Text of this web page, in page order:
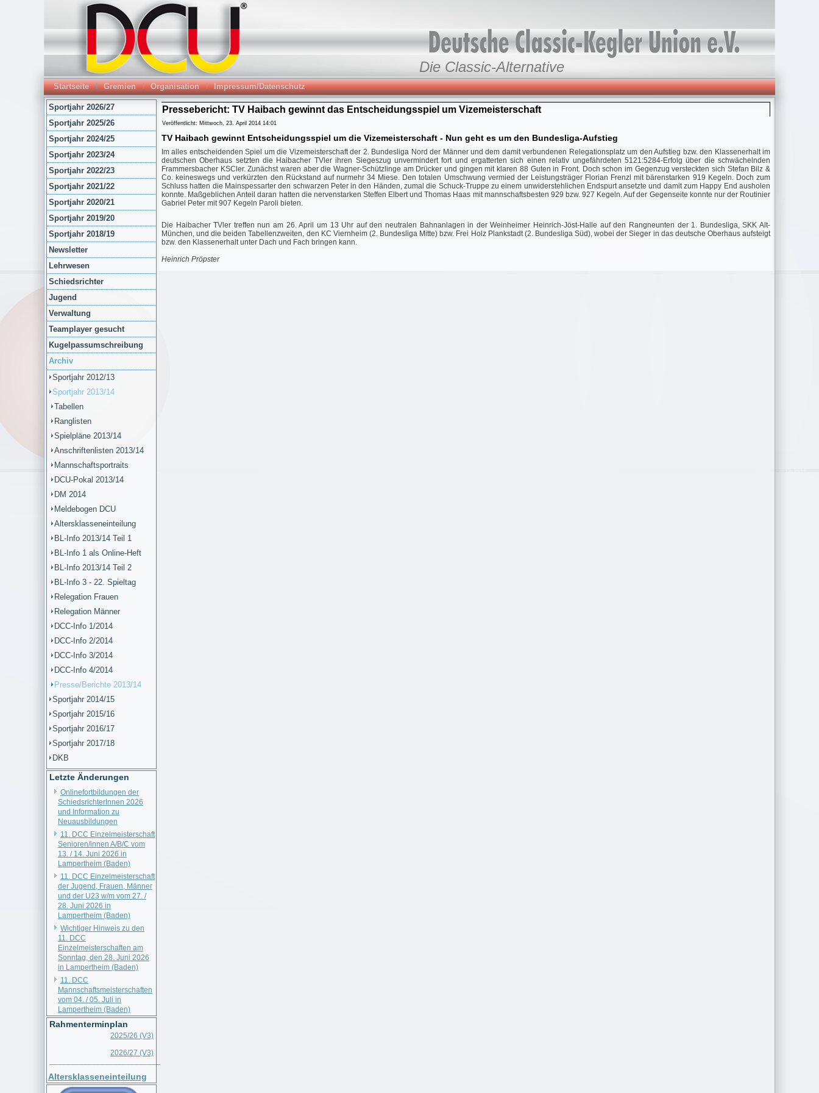
Die Classic-Alternative
Startseite Gremien Organisation Impressum/Datenschutz
Sportjahr 2026/27
Sportjahr 2025/26
Sportjahr 2024/25
Sportjahr 2023/24
Sportjahr 2022/23
Sportjahr 2021/22
Sportjahr 2020/21
Sportjahr 2019/20
Sportjahr 2018/19
Newsletter
Lehrwesen
Schiedsrichter
Jugend
Verwaltung
Teamplayer gesucht
Kugelpassumschreibung
Archiv
Sportjahr 2012/13
Sportjahr 2013/14
Tabellen
Ranglisten
Spielpläne 2013/14
Anschriftenlisten 2013/14
Mannschaftsportraits
DCU-Pokal 2013/14
DM 2014
Meldebogen DCU
Altersklasseneinteilung
BL-Info 2013/14 Teil 1
BL-Info 1 als Online-Heft
BL-Info 2013/14 Teil 2
BL-Info 3 - 22. Spieltag
Relegation Frauen
Relegation Männer
DCC-Info 1/2014
DCC-Info 2/2014
DCC-Info 3/2014
DCC-Info 4/2014
Presse/Berichte 2013/14
Sportjahr 2014/15
Sportjahr 2015/16
Sportjahr 2016/17
Sportjahr 2017/18
DKB
Letzte Änderungen
Onlinefortbildungen der
SchiedsrichterInnen 2026
und Information zu
Neuausbildungen
11. DCC Einzelmeisterschaft
Senioren/innen A/B/C vom
13. / 14. Juni 2026 in
Lampertheim (Baden)
11. DCC Einzelmeisterschaft
der Jugend, Frauen, Männer
und der U23 w/m vom 27. /
28. Juni 2026 in
Lampertheim (Baden)
Wichtiger Hinweis zu den
11. DCC
Einzelmeisterschaften am
Sonntag, den 28. Juni 2026
in Lampertheim (Baden)
11. DCC
Mannschaftsmeisterschaften
vom 04. / 05. Juli in
Lampertheim (Baden)
Rahmenterminplan
2025/26 (V3)
2026/27 (V3)
Altersklasseneinteilung
Pressebericht: TV Haibach gewinnt das Entscheidungsspiel um Vizemeisterschaft
Veröffentlicht: Mittwoch, 23. April 2014 14:01
TV Haibach gewinnt Entscheidungsspiel um die Vizemeisterschaft - Nun geht es um den Bundesliga-Aufstieg
Im alles entscheidenden Spiel um die Vizemeisterschaft der 2. Bundesliga Nord der Männer und dem damit verbundenen Relegationsplatz um den Aufstieg bzw. den Klassenerhalt im
deutschen Oberhaus setzten die Haibacher TVler ihren Siegeszug unvermindert fort und ergatterten sich einen relativ ungefährdeten 5121:5284-Erfolg über die schwächelnden
Frammersbacher KSCler. Zunächst waren aber die Wagner-Schützlinge am Drücker und gingen mit klaren 88 Guten in Front. Doch schon im Gegenzug versteckten sich Stefan Bilz &
Co. keineswegs und verkürzten den Rückstand auf nurmehr 34 Miese. Den totalen Umschwung vermied der Leistungsträger Florian Frenzl mit bärenstarken 919 Kegeln. Doch zum
Schluss hatten die Mainspessarter den schwarzen Peter in den Händen, zumal die Schuck-Truppe zu einem unwiderstehlichen Endspurt ansetzte und damit zum Happy End ausholen
konnte. Maßgeblichen Anteil daran hatten die nervenstarken Steffen Elbert und Thomas Haas mit mannschaftsbesten 929 bzw. 927 Kegeln. Auf der Gegenseite konnte nur der Routinier
Gabriel Peter mit 907 Kegeln Paroli bieten.
Die Haibacher TVler treffen nun am 26. April um 13 Uhr auf den neutralen Bahnanlagen in der Weinheimer Heinrich-Jöst-Halle auf den Rangneunten der 1. Bundesliga, SKK Alt-
München, und die beiden Tabellenzweiten, den KC Viernheim (2. Bundesliga Mitte) bzw. Frei Holz Plankstadt (2. Bundesliga Süd), wobei der Sieger in das deutsche Oberhaus aufsteigt
bzw. den Klassenerhalt unter Dach und Fach bringen kann.
Heinrich Pröpster